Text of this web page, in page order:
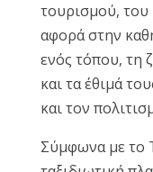
τουρισμού, του
αφορά στην
ενός τόπου, τη
και τα έθιμά
και τον
Σύμφωνα με το